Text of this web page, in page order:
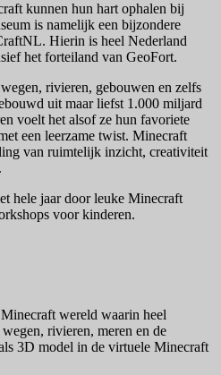
kunnen hun hart ophalen bij
is namelijk een bijzondere
. Hierin is heel Nederland
het forteiland van GeoFort.
rivieren, gebouwen en zelfs
uit maar liefst 1.000 miljard
voelt het alsof ze hun favoriete
een leerzame twist. Minecraft
van ruimtelijk inzicht, creativiteit
hele jaar door leuke Minecraft
voor kinderen.
wereld waarin heel
rivieren, meren en de
3D model in de virtuele Minecraft